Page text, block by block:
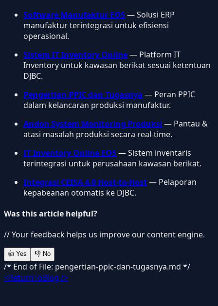
Software Manufaktur EOS— Solusi ERP
manufaktur terintegrasi untuk efisiensi
operasional.
Sistem IT Inventory Online— Platform IT
Inventory untuk kawasan berikat sesuai ketentuan
DJBC.
Pengertian PPIC dan Tugasnya — Peran PPIC
dalam kelancaran produksi manufaktur.
Andon System Monitoring Produksi — Pantau &
atasi masalah produksi secara real-time.
IT Inventory Online EOS— Sistem inventaris
terintegrasi untuk perusahaan kawasan berikat.
Integrasi CEISA 4.0 Host-to-Host— Pelaporan
kepabeanan otomatis ke DJBC.
Was this article helpful?
// Your feedback helps us improve our content engine.
👍 Yes 👎 No
/* End of File: pengertian-ppic-dan-tugasnya.md */
<ReturnToBlog />